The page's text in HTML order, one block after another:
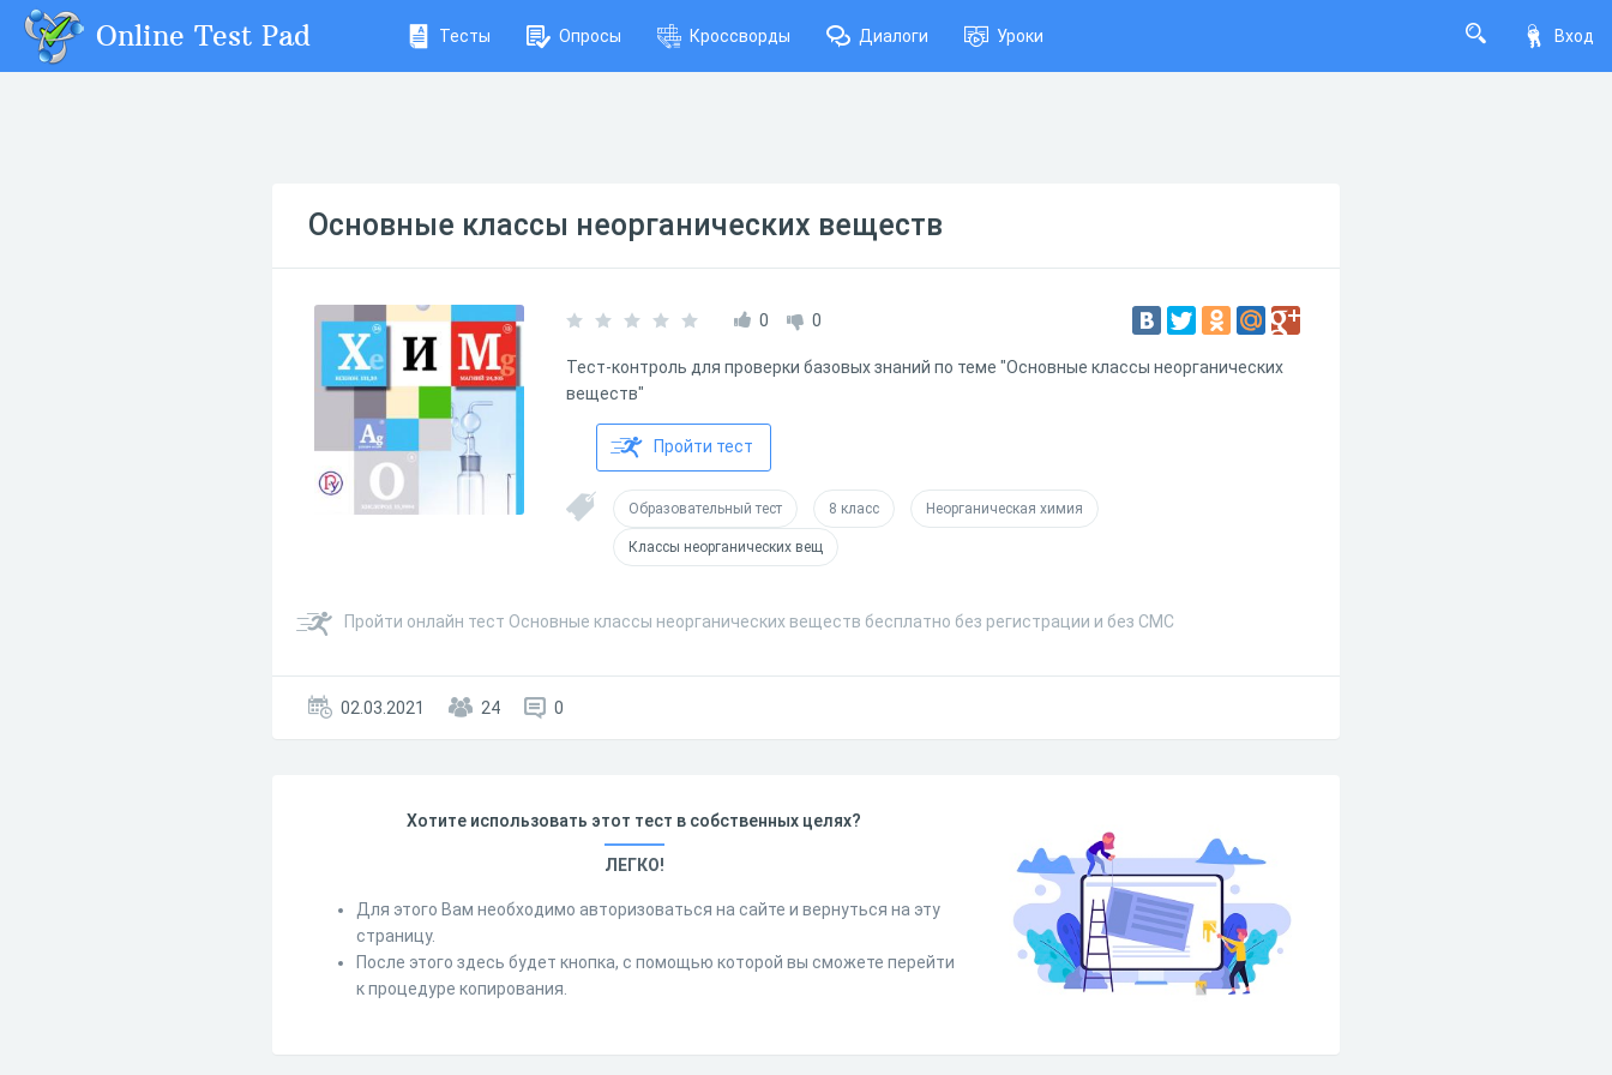
Вход
Online Test Pad Тесты Опросы Кроссворды Диалоги Уроки
Основные классы неорганических веществ
0 0
Тест-контроль для проверки базовых знаний по теме "Основные классы неорганических
веществ"
Пройти тест
Образовательный тест 8 класс Неорганическая химия
Классы неорганических вещ
Пройти онлайн тест Основные классы неорганических веществ бесплатно без регистрации и без СМС
02.03.2021 24 0
Хотите использовать этот тест в собственных целях?
ЛЕГКО!
Для этого Вам необходимо авторизоваться на сайте и вернуться на эту
страницу.
После этого здесь будет кнопка, с помощью которой вы сможете перейти
к процедуре копирования.